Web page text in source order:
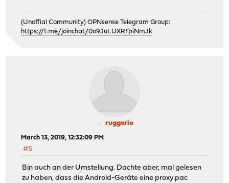
(Unoffial Community) OPNsense Telegram Group:
https://t.me/joinchat/0o9JuLUXRFpiNmJk
ruggerio
March 13, 2019, 12:32:09 PM
#5
Bin auch an der Umstellung. Dachte aber, mal gelesen
zu haben, dass die Android-Geräte eine proxy.pac